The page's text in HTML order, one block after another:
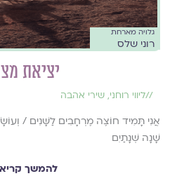
גלויה מארחת
רוני שלס
יציאת
//ליווי רוחני, שירי אהבה
אֲנִי תָּמִיד חוֹצֶה מֶרְחָבִים לַשָּׁנִים /
שָׁנָה שְׁנָתַיִם
להמשך